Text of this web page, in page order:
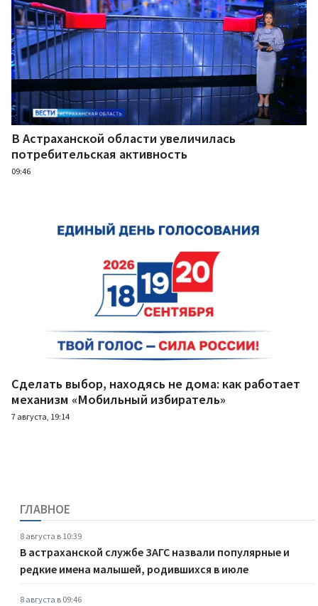
В Астраханской области увеличилась
потребительская активность
09:46
Сделать выбор, находясь не дома: как работает
механизм «Мобильный избиратель»
7 августа, 19:14
ГЛАВНОЕ
8 августа в 10:39
В астраханской службе ЗАГС назвали популярные и
редкие имена малышей, родившихся в июле
8 августа в 09:46